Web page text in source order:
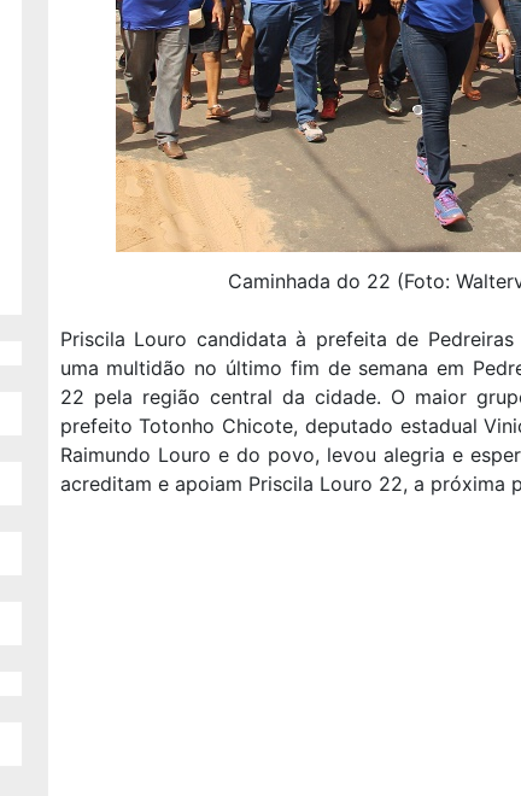
Caminhada do 22 (Foto:
Priscila Louro candidata à prefeita de
uma multidão no último fim de semana em
22 pela região central da cidade. O maior
prefeito Totonho Chicote, deputado estadual
Raimundo Louro e do povo, levou alegria e
acreditam e apoiam Priscila Louro 22, a próxima